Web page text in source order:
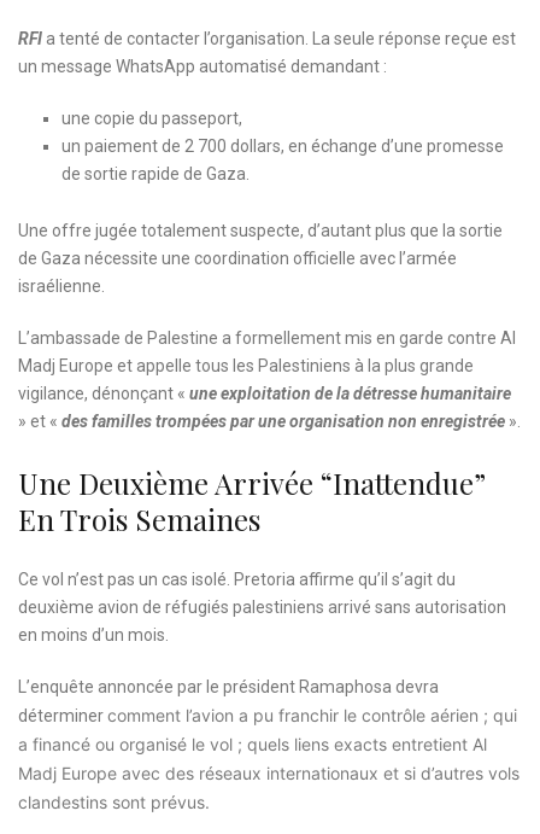
RFI a tenté de contacter l’organisation. La seule réponse reçue est
un message WhatsApp automatisé demandant :
une copie du passeport,
un paiement de 2 700 dollars, en échange d’une promesse
de sortie rapide de Gaza.
Une offre jugée totalement suspecte, d’autant plus que la sortie
de Gaza nécessite une coordination officielle avec l’armée
israélienne.
L’ambassade de Palestine a formellement mis en garde contre Al
Madj Europe et appelle tous les Palestiniens à la plus grande
vigilance, dénonçant « une exploitation de la détresse humanitaire
» et « des familles trompées par une organisation non enregistrée ».
Une Deuxième Arrivée “inattendue”
En Trois Semaines
Ce vol n’est pas un cas isolé. Pretoria affirme qu’il s’agit du
deuxième avion de réfugiés palestiniens arrivé sans autorisation
en moins d’un mois.
L’enquête annoncée par le président Ramaphosa devra
déterminercomment l’avion a pu franchir le contrôle aérien ; qui
a financé ou organisé le vol ; quels liens exacts entretient Al
Madj Europe avec des réseaux internationaux et si d’autres vols
clandestins sont prévus.